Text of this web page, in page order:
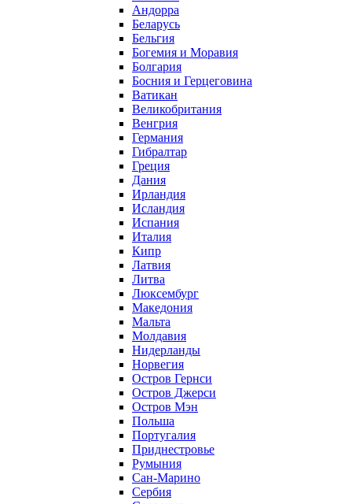
Андорра
Беларусь
Бельгия
Богемия и Моравия
Болгария
Босния и Герцеговина
Ватикан
Великобритания
Венгрия
Германия
Гибралтар
Греция
Дания
Ирландия
Исландия
Испания
Италия
Кипр
Латвия
Литва
Люксембург
Македония
Мальта
Молдавия
Нидерланды
Норвегия
Остров Гернси
Остров Джерси
Остров Мэн
Польша
Португалия
Приднестровье
Румыния
Сан-Марино
Сербия